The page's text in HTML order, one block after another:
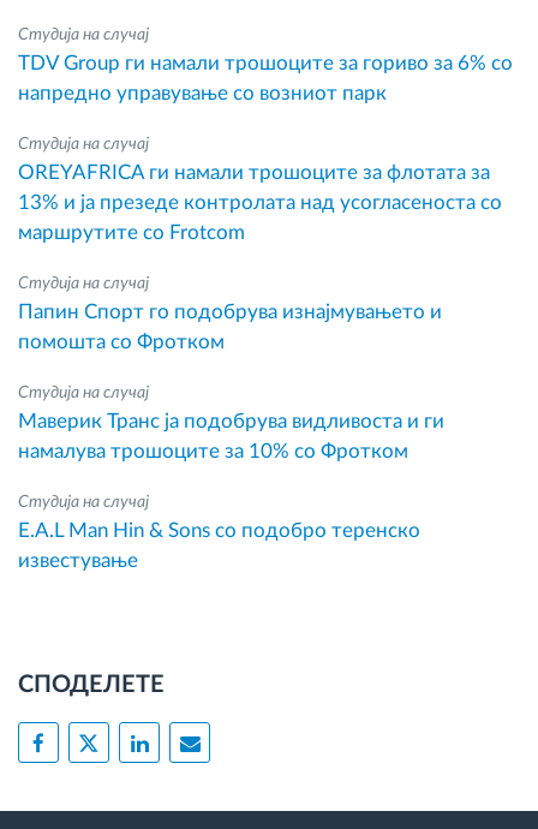
Студија на случај
TDV Group ги намали трошоците за гориво за 6% со
напредно управување со возниот парк
Студија на случај
OREYAFRICA ги намали трошоците за флотата за
13% и ја презеде контролата над усогласеноста со
маршрутите со Frotcom
Студија на случај
Папин Спорт го подобрува изнајмувањето и
помошта со Фротком
Студија на случај
Маверик Транс ја подобрува видливоста и ги
намалува трошоците за 10% со Фротком
Студија на случај
E.A.L Man Hin & Sons со подобро теренско
известување
СПОДЕЛЕТЕ